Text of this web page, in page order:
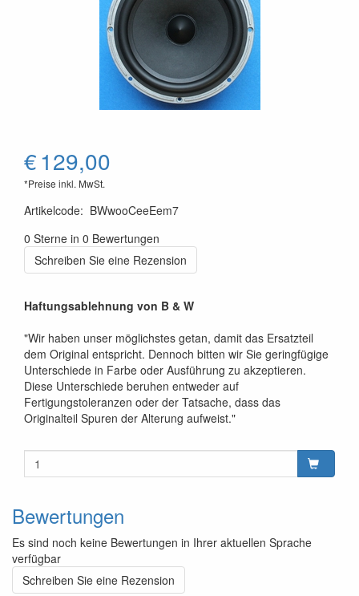
€129,00
*Preise inkl. MwSt.
Artikelcode: BWwooCeeEem7
0 Sterne in 0 Bewertungen
Schreiben Sie eine Rezension
Haftungsablehnung von B & W
"Wir haben unser möglichstes getan, damit das Ersatzteil
dem Original entspricht. Dennoch bitten wir Sie geringfügige
Unterschiede in Farbe oder Ausführung zu akzeptieren.
Diese Unterschiede beruhen entweder auf
Fertigungstoleranzen oder der Tatsache, dass das
Originalteil Spuren der Alterung aufweist."
Bewertungen
Es sind noch keine Bewertungen in Ihrer aktuellen Sprache
verfügbar
Schreiben Sie eine Rezension